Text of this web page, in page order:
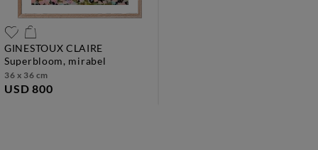
GINESTOUX CLAIRE
superbloom, mirabel
36 x 36 cm
USD 800